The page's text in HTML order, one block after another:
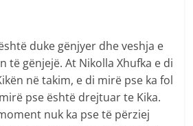
duke gënjyer dhe veshja e
të gënjejë. At Nikolla Xhufka e di
në takim, e di mirë pse ka fol
pse është drejtuar te Kika.
nuk ka pse të përziej